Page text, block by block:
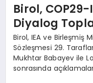
Birol,
Diyalog
Birol, IEA ve Birleşmiş
Sözleşmesi 29.
Mukhtar Babayev ile
sonrasında